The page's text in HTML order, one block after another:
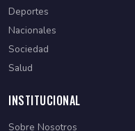
Deportes
Nacionales
Sociedad
Salud
INSTITUCIONAL
Sobre Nosotros